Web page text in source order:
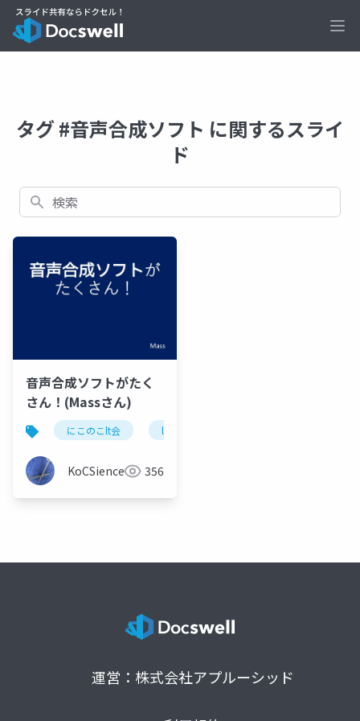
タグ #音声合成ソフト に関するスライ
ド
検索
音声合成ソフトがたく
さん！(Massさん)
にこのこlt会 lt
KoCSience 356
運営：株式会社アプルーシッド